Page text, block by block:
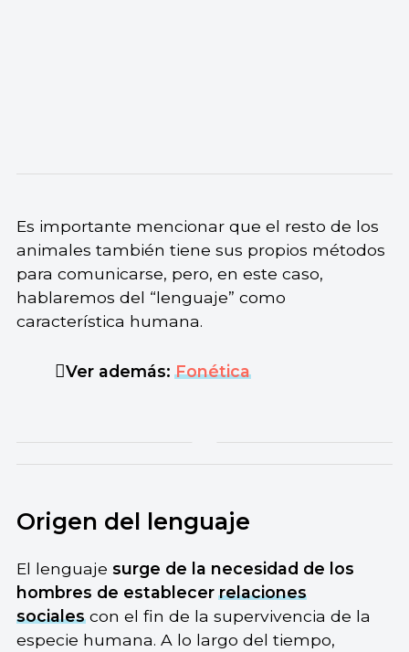
Es importante mencionar que el resto de los
animales también tiene sus propios métodos
para comunicarse, pero, en este caso,
hablaremos del “lenguaje” como
característica humana.
Ver además:Fonética
Origen del lenguaje
El lenguaje surge de la necesidad de los
hombres de establecerrelaciones
socialescon el fin de la supervivencia de la
especie humana. A lo largo del tiempo,